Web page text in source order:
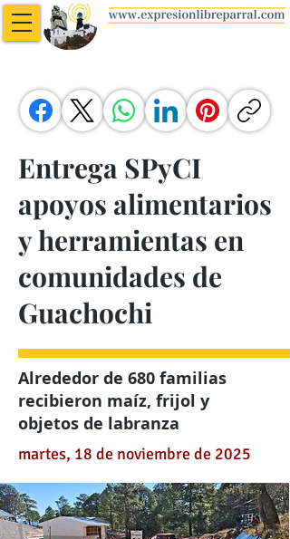
Entrega SPyCI
apoyos alimentarios
y herramientas en
comunidades de
Guachochi
Alrededor de 680 familias
recibieron maíz, frijol y
objetos de labranza
martes, 18 de noviembre de 2025